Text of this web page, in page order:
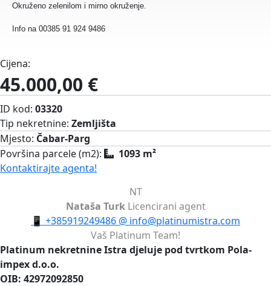
Okruženo zelenilom i mirno okruženje.
Info na 00385 91 924 9486
Cijena:
45.000,00 €
ID kod: 03320
Tip nekretnine: Zemljišta
Mjesto: Čabar-Parg
Površina parcele (m2):
1093 m²
Kontaktirajte agenta!
NT
Nataša Turk Licencirani agent
📱 +385919249486 @ info@platinumistra.com
Vaš Platinum Team!
Platinum nekretnine Istra djeluje pod tvrtkom Pola-
impex d.o.o.
OIB: 42972092850